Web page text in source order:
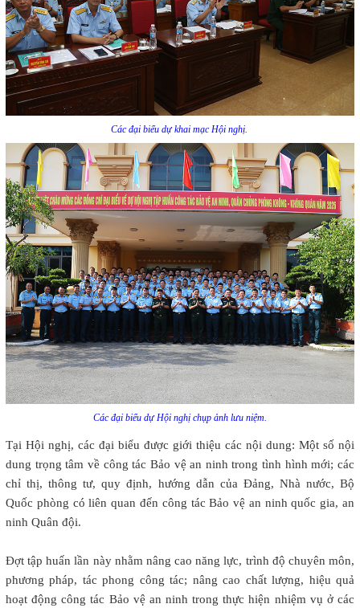
Các đại biểu dự khai mạc Hội nghị.
Các đại biểu dự Hội nghị chụp ảnh lưu niệm.
Tại Hội nghị, các đại biểu được giới thiệu các nội dung: Một số nội
dung trọng tâm về công tác Bảo vệ an ninh trong tình hình mới; các
chỉ thị, thông tư, quy định, hướng dẫn của Đảng, Nhà nước, Bộ
Quốc phòng có liên quan đến công tác Bảo vệ an ninh quốc gia, an
ninh Quân đội.
Đợt tập huấn lần này nhằm nâng cao năng lực, trình độ chuyên môn,
phương pháp, tác phong công tác; nâng cao chất lượng, hiệu quả
hoạt động công tác Bảo vệ an ninh trong thực hiện nhiệm vụ ở các